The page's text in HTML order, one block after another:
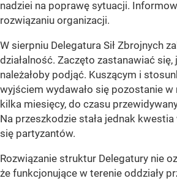
nadziei na poprawę sytuacji.
rozwiązaniu organizacji.
W sierpniu Delegatura Sił Zbrojnych
działalność. Zaczęto zastanawiać
należałoby podjąć. Kuszącym i
wyjściem wydawało się pozostanie
kilka miesięcy, do czasu
Na przeszkodzie stała jednak
się partyzantów.
Rozwiązanie struktur Delegatury nie
że funkcjonujące w terenie oddziały